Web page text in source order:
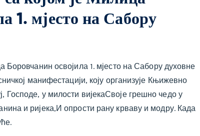
1. мјесто на Сабору
Боровчанин освојила 1. мјесто на Сабору духовне
манифестацији, коју организује Књижевно
у милости вијекаСвоје грешно чедо у
и ријека,И опрости рану крваву и модру. Када